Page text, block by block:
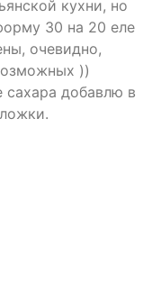
кухни, но
30 на 20 еле
очевидно,
))
добавлю в